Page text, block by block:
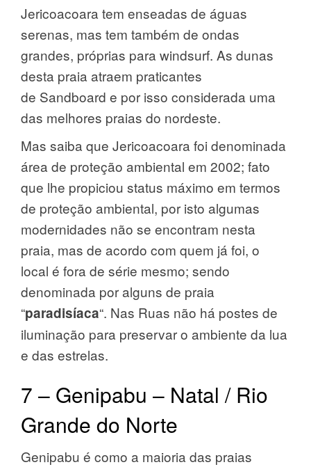
Jericoacoara tem enseadas de águas
serenas, mas tem também de ondas
grandes, próprias para windsurf. As dunas
desta praia atraem praticantes
de Sandboard e por isso considerada uma
das melhores praias do nordeste.
Mas saiba que Jericoacoara foi denominada
área de proteção ambiental em 2002; fato
que lhe propiciou status máximo em termos
de proteção ambiental, por isto algumas
modernidades não se encontram nesta
praia, mas de acordo com quem já foi, o
local é fora de série mesmo; sendo
denominada por alguns de praia
“paradisíaca“. Nas Ruas não há postes de
iluminação para preservar o ambiente da lua
e das estrelas.
7 – Genipabu – Natal / Rio
Grande do Norte
Genipabu é como a maioria das praias